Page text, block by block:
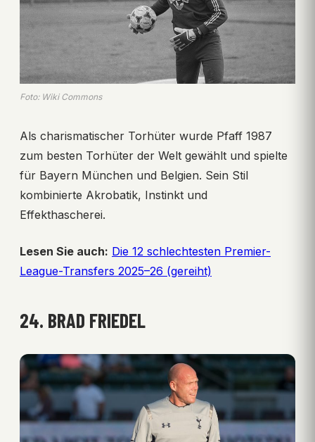
Foto: Wiki Commons
Als charismatischer Torhüter wurde Pfaff 1987
zum besten Torhüter der Welt gewählt und spielte
für Bayern München und Belgien. Sein Stil
kombinierte Akrobatik, Instinkt und
Effekthascherei.
Lesen Sie auch: Die 12 schlechtesten Premier-
League-Transfers 2025–26 (gereiht)
24. BRAD FRIEDEL